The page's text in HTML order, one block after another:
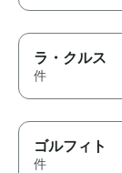
ラ・クルス
件
ゴルフィト
件